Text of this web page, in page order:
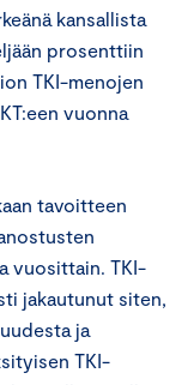
kansallista
prosenttiin
TKI-menojen
vuonna
tavoitteen
vuosittain. TKI-
jakautunut siten,
ja
TKI-